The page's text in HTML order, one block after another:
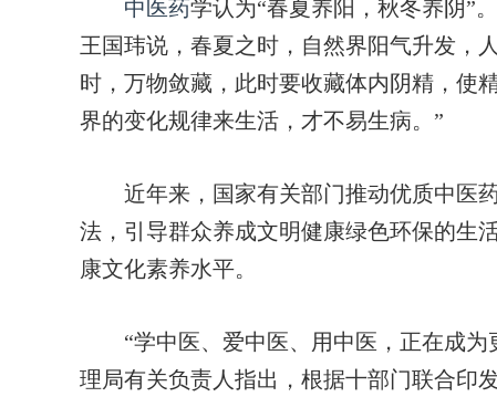
中医药学认为“春夏养阳，秋冬养阴”
王国玮说，春夏之时，自然界阳气升发，
时，万物敛藏，此时要收藏体内阴精，使
界的变化规律来生活，才不易生病。”
近年来，国家有关部门推动优质中医药
法，引导群众养成文明健康绿色环保的生
康文化素养水平。
“学中医、爱中医、用中医，正在成为
理局有关负责人指出，根据十部门联合印